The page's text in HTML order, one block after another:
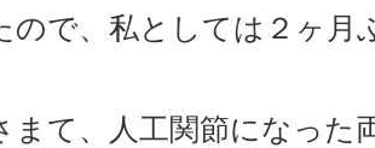
ので、私としては２ヶ月
まて、人工関節になった